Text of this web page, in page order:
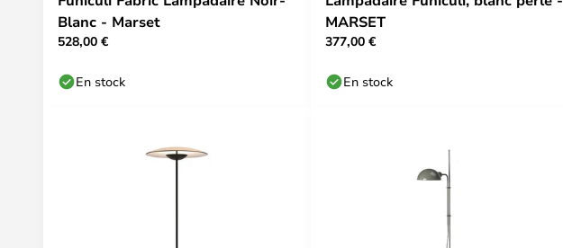
Blanc - Marset
528,00 €
En stock
MARSET
377,00 €
En stock